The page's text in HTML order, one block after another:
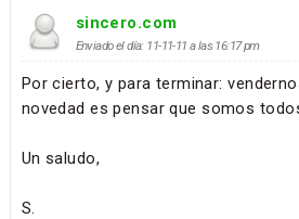
sincero.com
Enviado el día: 11-11-11 a las 16:17 pm
Por cierto, y para terminar:
novedad es pensar que somos
Un saludo,
S.